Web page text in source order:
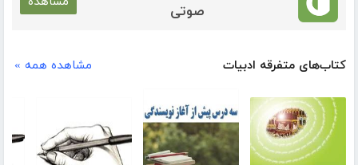
صوتی
کتاب‌های متفرقه ادبیات مشاهده همه »